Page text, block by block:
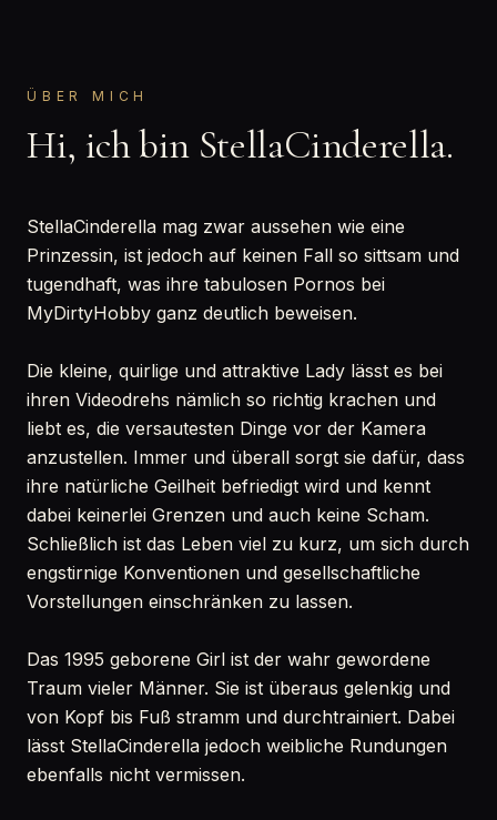
ÜBER MICH
Hi, ich bin StellaCinderella.
StellaCinderella mag zwar aussehen wie eine
Prinzessin, ist jedoch auf keinen Fall so sittsam und
tugendhaft, was ihre tabulosen Pornos bei
MyDirtyHobby ganz deutlich beweisen.
Die kleine, quirlige und attraktive Lady lässt es bei
ihren Videodrehs nämlich so richtig krachen und
liebt es, die versautesten Dinge vor der Kamera
anzustellen. Immer und überall sorgt sie dafür, dass
ihre natürliche Geilheit befriedigt wird und kennt
dabei keinerlei Grenzen und auch keine Scham.
Schließlich ist das Leben viel zu kurz, um sich durch
engstirnige Konventionen und gesellschaftliche
Vorstellungen einschränken zu lassen.
Das 1995 geborene Girl ist der wahr gewordene
Traum vieler Männer. Sie ist überaus gelenkig und
von Kopf bis Fuß stramm und durchtrainiert. Dabei
lässt StellaCinderella jedoch weibliche Rundungen
ebenfalls nicht vermissen.